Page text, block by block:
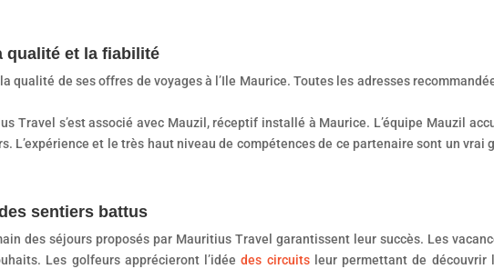
qualité et la fiabilité
qualité de ses offres de voyages à l’Ile Maurice. Toutes les adresses
Travel s’est associé avec Mauzil, réceptif installé à Maurice. L’équipe Mauzil
L’expérience et le très haut niveau de compétences de ce partenaire sont un
sentiers battus
des séjours proposés par Mauritius Travel garantissent leur succès. Les
Les golfeurs apprécieront l’idéedes circuitsleur permettant de découvrir